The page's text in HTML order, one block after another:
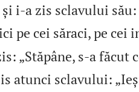
i‑a zis sclavului
pe cei săraci, pe cei
„Stăpâne, s‑a
atunci sclavului: